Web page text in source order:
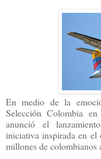
En medio de la
Selección Colombia
anunció el
iniciativa inspirada en
millones de colombianos